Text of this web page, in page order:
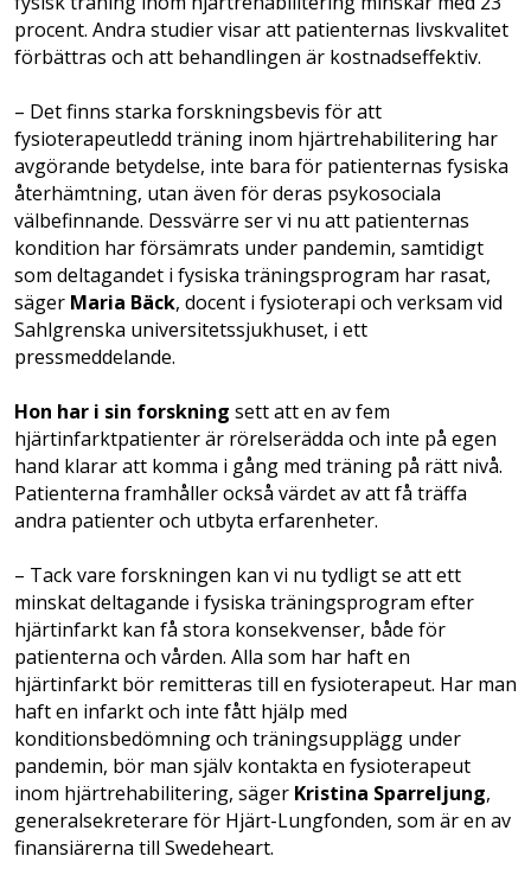
procent. Andra studier visar att patienternas livskvalitet
förbättras och att behandlingen är kostnadseffektiv.
– Det finns starka forskningsbevis för att
fysioterapeutledd träning inom hjärtrehabilitering har
avgörande betydelse, inte bara för patienternas fysiska
återhämtning, utan även för deras psykosociala
välbefinnande. Dessvärre ser vi nu att patienternas
kondition har försämrats under pandemin, samtidigt
som deltagandet i fysiska träningsprogram har rasat,
säger Maria Bäck, docent i fysioterapi och verksam vid
Sahlgrenska universitetssjukhuset, i ett
pressmeddelande.
Hon har i sin forskning sett att en av fem
hjärtinfarktpatienter är rörelserädda och inte på egen
hand klarar att komma i gång med träning på rätt nivå.
Patienterna framhåller också värdet av att få träffa
andra patienter och utbyta erfarenheter.
– Tack vare forskningen kan vi nu tydligt se att ett
minskat deltagande i fysiska träningsprogram efter
hjärtinfarkt kan få stora konsekvenser, både för
patienterna och vården. Alla som har haft en
hjärtinfarkt bör remitteras till en fysioterapeut. Har man
haft en infarkt och inte fått hjälp med
konditionsbedömning och träningsupplägg under
pandemin, bör man själv kontakta en fysioterapeut
inom hjärtrehabilitering, säger Kristina Sparreljung,
generalsekreterare för Hjärt-Lungfonden, som är en av
finansiärerna till Swedeheart.